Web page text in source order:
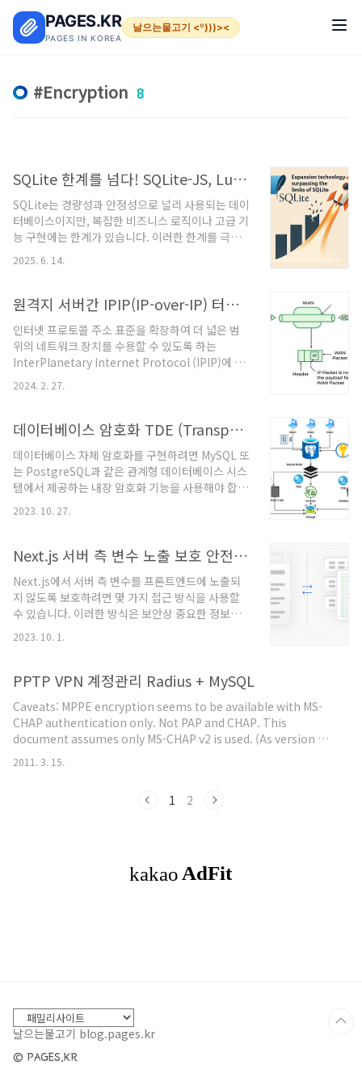
PAGES.KR
PAGES IN KOREA
날으는물고기 <º)))><
Encryption 8
SQLite 한계를 넘다! SQLite-JS, LumoSQL, LiveStore 혁신적 확장기술
SQLite는 경량성과 안정성으로 널리 사용되는 데이
터베이스이지만, 복잡한 비즈니스 로직이나 고급 기
능 구현에는 한계가 있습니다. 이러한 한계를 극복
하기 위해 다양한 확장 기술들이 개발되었으며, 대
표적인 세 가지 확장 기술인 SQLite-JS,
JavaScript로 SQLite를 확장하다SQLite-JS는
통합하는 공식 확장 도구입니다. SQL만으로는 구현
하기 어려운 복잡한 데이터 처리 로직을
JavaScript로 직접 작성하여 실행할 수 있게 해주
는 혁신적인 도구입니다.1. 다양한 함수 유형 지원
2025. 6. 14.
원격지 서버간 IPIP(IP-over-IP) 터널링(라우팅 및 암호화) 연결
인터넷 프로토콜 주소 표준을 확장하여 더 넓은 범
위의 네트워크 장치를 수용할 수 있도록 하는
InterPlanetary Internet Protocol (IPIP)에 대
해 설명합니다. 현재 IPv6 주소 할당률을 고려하면
주소 공간 소진 문제를 처리할 충분한 시간이 있지
적 진보는 더 큰 주소 방식의 필요성을 증가시킵니
다. 따라서 인터넷 프로토콜 주소 공간은 가능한 한
빨리 증가해야 합니다. IPIP 주소는 네트워크 인터
페이스와 인터넷에 연결할 수 있는 다양한 입자를
위한 256비트 식별자입니다. 우리 은하계에 대략
10^55개의 행성이 있고, 지구상의 모래 입자 수
2024. 2. 27.
데이터베이스 암호화 TDE (Transparent Data Encryption) 방법
데이터베이스 자체 암호화를 구현하려면 MySQL 또
는 PostgreSQL과 같은 관계형 데이터베이스 시스
템에서 제공하는 내장 암호화 기능을 사용해야 합니
다. 다음은 각 데이터베이스 시스템에서 데이터베이
스와 테이블 수준에서 암호화를 구현하는 방법에 대
이스 및 테이블 암호화 MySQL에서 InnoDB 스토
리지 엔진을 사용하는 경우, 테이블 수준에서 암호
화를 구현할 수 있습니다. a. 먼저, 마스터 키를 생성
합니다. CREATE MASTER KEY ENCRYPTION
BY PASSWORD 'YourMasterPassword'; b. 다
음으로, 암호화할 테이블을 생성하고 암호화 옵션을
2023. 10. 27.
Next.js 서버 측 변수 노출 보호 안전조치
Next.js에서 서버 측 변수를 프론트엔드에 노출되
지 않도록 보호하려면 몇 가지 접근 방식을 사용할
수 있습니다. 이러한 방식은 보안상 중요한 정보를
용: 환경 변수는 .env.local 파일을 통해 관리됩니
process.env를 통해 접근할 수 있습니다. 환경 변
수는 클라이언트 측에서 접근할 수 없으며, 서버 측
에서만 사용됩니다. // .env.local 파일에 추가
SECRET_KEY=mysecretkey // Next.js 페이지
에서 환경 변수 사용 const secretKey =
process.env.SECRET_KEY; 서버 측 데이터 가져
2023. 10. 1.
PPTP VPN 계정관리 Radius + MySQL
Caveats: MPPE encryption seems to be available with MS-
CHAP authentication only. Not PAP and CHAP. This
document assumes only MS-CHAP v2 is used. (As version 1
patching the kernel is only required if you are using a
11-16. Patch your kernel sources with the mppeinstall.sh
2011. 3. 15.
1 2
날으는물고기 blog.pages.kr
© PAGES.KR